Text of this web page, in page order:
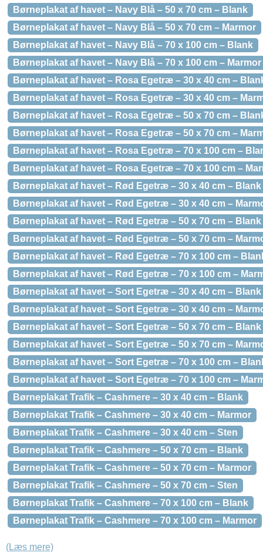
Børneplakat af havet – Navy Blå – 50 x 70 cm – Blank
Børneplakat af havet – Navy Blå – 50 x 70 cm – Marmor
Børneplakat af havet – Navy Blå – 70 x 100 cm – Blank
Børneplakat af havet – Navy Blå – 70 x 100 cm – Marmor
Børneplakat af havet – Rosa Egetræ – 30 x 40 cm –
Børneplakat af havet – Rosa Egetræ – 30 x 40 cm –
Børneplakat af havet – Rosa Egetræ – 50 x 70 cm –
Børneplakat af havet – Rosa Egetræ – 50 x 70 cm –
Børneplakat af havet – Rosa Egetræ – 70 x 100 cm –
Børneplakat af havet – Rosa Egetræ – 70 x 100 cm –
Børneplakat af havet – Rød Egetræ – 30 x 40 cm – Blank
Børneplakat af havet – Rød Egetræ – 30 x 40 cm –
Børneplakat af havet – Rød Egetræ – 50 x 70 cm – Blank
Børneplakat af havet – Rød Egetræ – 50 x 70 cm –
Børneplakat af havet – Rød Egetræ – 70 x 100 cm –
Børneplakat af havet – Rød Egetræ – 70 x 100 cm –
Børneplakat af havet – Sort Egetræ – 30 x 40 cm – Blank
Børneplakat af havet – Sort Egetræ – 30 x 40 cm –
Børneplakat af havet – Sort Egetræ – 50 x 70 cm – Blank
Børneplakat af havet – Sort Egetræ – 50 x 70 cm –
Børneplakat af havet – Sort Egetræ – 70 x 100 cm –
Børneplakat af havet – Sort Egetræ – 70 x 100 cm –
Børneplakat Trafik – Cashmere – 30 x 40 cm – Blank
Børneplakat Trafik – Cashmere – 30 x 40 cm – Marmor
Børneplakat Trafik – Cashmere – 30 x 40 cm – Sten
Børneplakat Trafik – Cashmere – 50 x 70 cm – Blank
Børneplakat Trafik – Cashmere – 50 x 70 cm – Marmor
Børneplakat Trafik – Cashmere – 50 x 70 cm – Sten
Børneplakat Trafik – Cashmere – 70 x 100 cm – Blank
Børneplakat Trafik – Cashmere – 70 x 100 cm – Marmor
(Læs mere)